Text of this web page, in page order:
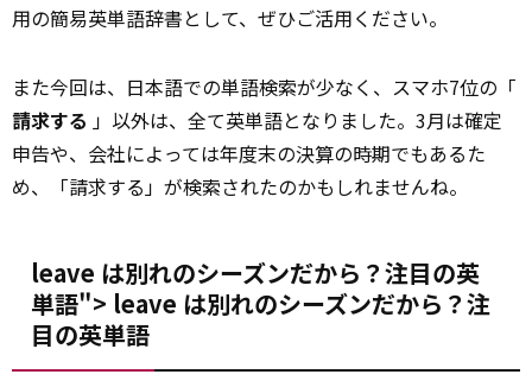
用の簡易英単語辞書として、ぜひご活用ください。
また今回は、日本語での単語検索が少なく、スマホ7位の「
請求する 」以外は、全て英単語となりました。3月は確定
申告や、会社によっては年度末の決算の時期でもあるた
め、「請求する」が検索されたのかもしれませんね。
leave は別れのシーズンだから？注目の英
単語"> leave は別れのシーズンだから？注
目の英単語